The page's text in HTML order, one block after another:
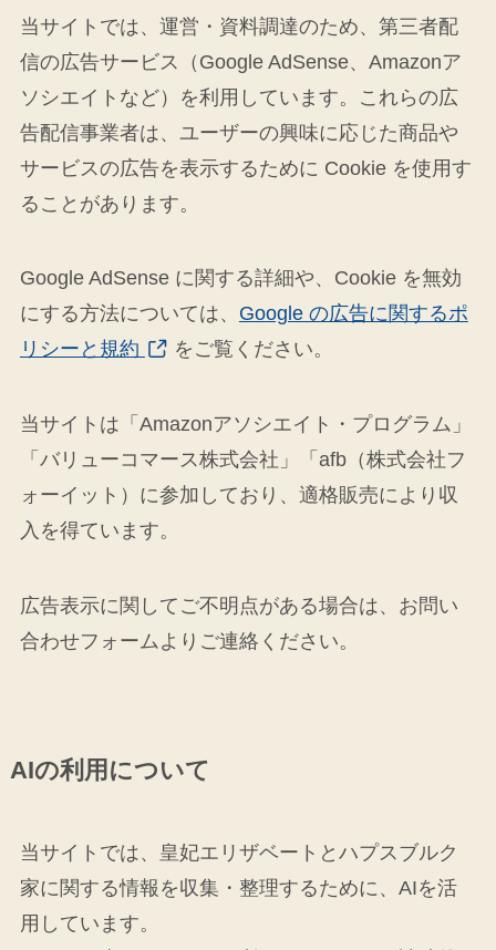
当サイトでは、運営・資料調達のため、第三者配
信の広告サービス（Google AdSense、Amazonア
ソシエイトなど）を利用しています。これらの広
告配信事業者は、ユーザーの興味に応じた商品や
サービスの広告を表示するために Cookie を使用す
ることがあります。
Google AdSense に関する詳細や、Cookie を無効
にする方法については、 Google の広告に関するポ
リシーと規約
をご覧ください。
当サイトは「Amazonアソシエイト・プログラム」
「バリューコマース株式会社」「afb（株式会社フ
ォーイット）に参加しており、適格販売により収
入を得ています。
広告表示に関してご不明点がある場合は、お問い
合わせフォームよりご連絡ください。
AIの利用について
当サイトでは、皇妃エリザベートとハプスブルク
家に関する情報を収集・整理するために、AIを活
用しています。